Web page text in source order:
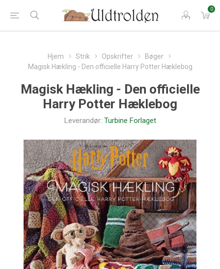
0
Hjem Strik Opskrifter
Bøger
Magisk Hækling - Den officielle Harry Potter Hæklebog
Magisk Hækling - Den officielle
Harry Potter Hæklebog
Leverandør: Turbine Forlaget